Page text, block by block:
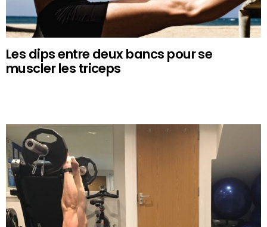
Les dips entre deux bancs pour se
muscler les triceps